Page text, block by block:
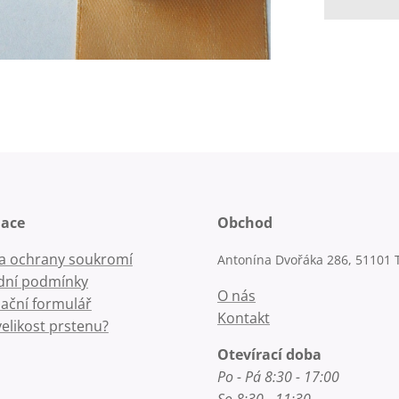
ochrany soukromí
podmínky
formulář
prstenu?
Obchod
Antonína Dvořáka 286, 51101
O nás
Kontakt
Otevírací doba
Po - Pá 8:30 - 17:00